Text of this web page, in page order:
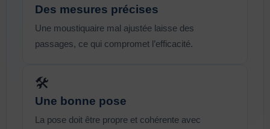
Des mesures précises
Une moustiquaire mal ajustée laisse des
passages, ce qui compromet l’efficacité.
🛠️
Une bonne pose
La pose doit être propre et cohérente avec